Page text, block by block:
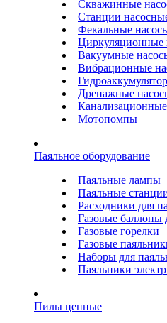
Скважинные
Станции
Фекальные
Циркуляционные
Вакуумные
Вибрационные
Дренажные
Мотопомпы
Паяльное оборудование
Паяльные лампы
Паяльные
Расходники для
Газовые баллоны
Газовые горелки
Газовые
Наборы для
Паяльники
Пилы цепные